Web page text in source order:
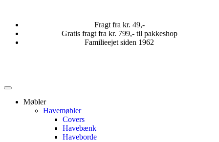
Fragt fra kr. 49,-
Gratis fragt fra kr. 799,- til pakkeshop
Familieejet siden 1962
Møbler
Havemøbler
Covers
Havebænk
Haveborde